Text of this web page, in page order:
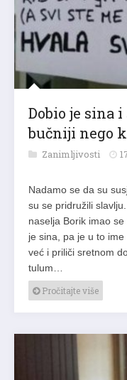
Dobio je sina
bučniji nego
Zanimljivosti
Nadamo se da su
su se pridružili
naselja Borik imao
je sina, pa je u to
već i priliči sretnom
tulum…
Pročitajte više